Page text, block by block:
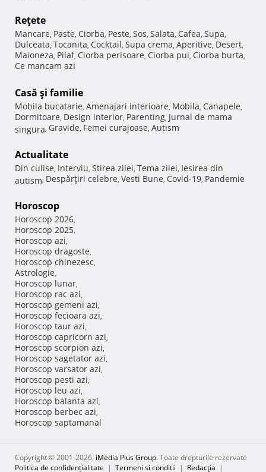
Reţete
Mancare, Paste, Ciorba, Peste, Sos, Salata, Cafea, Supa,
Dulceata, Tocanita, Cocktail, Supa crema, Aperitive, Desert,
Maioneza, Pilaf, Ciorba perisoare, Ciorba pui, Ciorba burta,
Ce mancam azi
Casă şi familie
Mobila bucatarie, Amenajari interioare, Mobila, Canapele,
Dormitoare, Design interior, Parenting, Jurnal de mama
singura, Gravide, Femei curajoase, Autism
Actualitate
Din culise, Interviu, Stirea zilei, Tema zilei, Iesirea din
autism, Despărţiri celebre, Vesti Bune, Covid-19, Pandemie
Horoscop
Horoscop 2026,
Horoscop 2025,
Horoscop azi,
Horoscop dragoste,
Horoscop chinezesc,
Astrologie,
Horoscop lunar,
Horoscop rac azi,
Horoscop gemeni azi,
Horoscop fecioara azi,
Horoscop taur azi,
Horoscop capricorn azi,
Horoscop scorpion azi,
Horoscop sagetator azi,
Horoscop varsator azi,
Horoscop pesti azi,
Horoscop leu azi,
Horoscop balanta azi,
Horoscop berbec azi,
Horoscop saptamanal
Copyright © 2001-2026, iMedia Plus Group. Toate drepturile rezervate
Politica de confidențialitate | Termeni si conditii | Redacţia |